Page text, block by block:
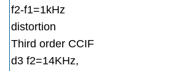
f2-f1=1kHz
distortion
Third order CCIF
d3 f2=14KHz,